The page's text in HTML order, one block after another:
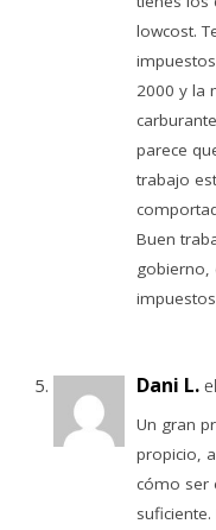
lowcost.
2000 y la
parece
trabajo
Buen
gobierno,
Dani L.
Un gran
propicio,
cómo ser